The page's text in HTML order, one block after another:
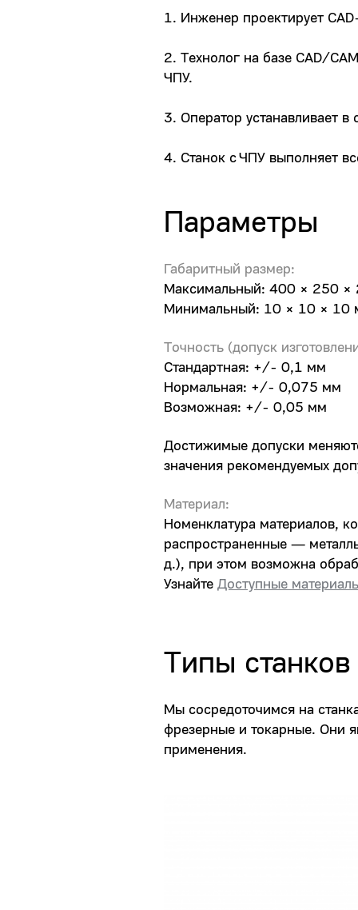
1. Инженер проектирует
2. Технолог на базе CAD/
ЧПУ.
3. Оператор устанавливает
4. Станок с ЧПУ выполняет
Параметры
Габаритный размер:
Максимальный: 400 × 250
Минимальный: 10 × 10 × 10
Точность (допуск
Стандартная: +/- 0,1 мм
Нормальная: +/- 0,075 мм
Возможная: +/- 0,05 мм
Достижимые допуски
значения рекомендуемых
Материал:
Номенклатура материалов,
распространенные —
д.), при этом возможна
Узнайте Доступные
Типы
Мы сосредоточимся на
фрезерные и токарные. Они
применения.